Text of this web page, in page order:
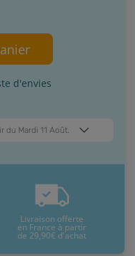
d'envies
du Mardi 11 Août.
Mardi 11 Août
+ d'infos
Livraison offerte
en France à partir
de 29,90€ d'achat